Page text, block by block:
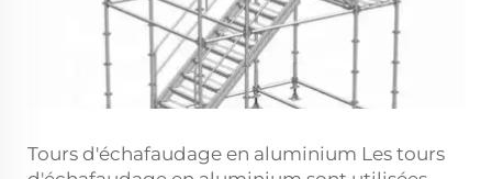
Tours d'échafaudage en aluminium Les tours